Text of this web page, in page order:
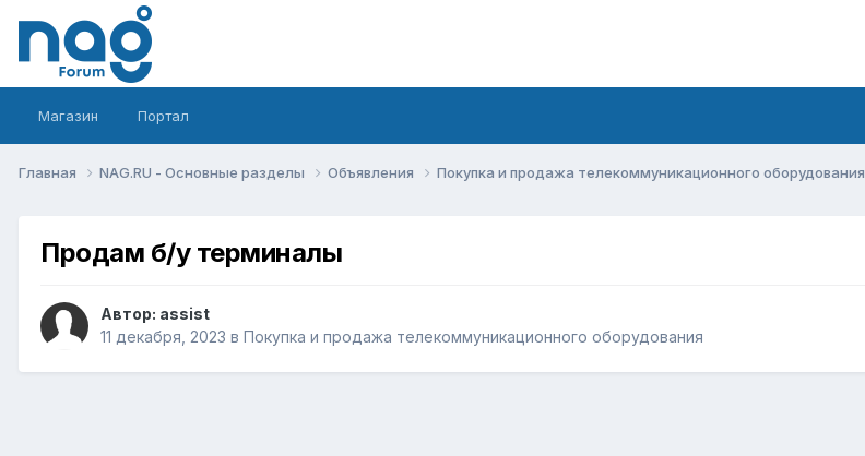
Магазин Портал
Главная NAG.RU - Основные разделы Объявления Покупка и продажа телекоммуникационного оборудования
Продам б/у терминалы
Автор: assist
11 декабря, 2023 в Покупка и продажа телекоммуникационного оборудования